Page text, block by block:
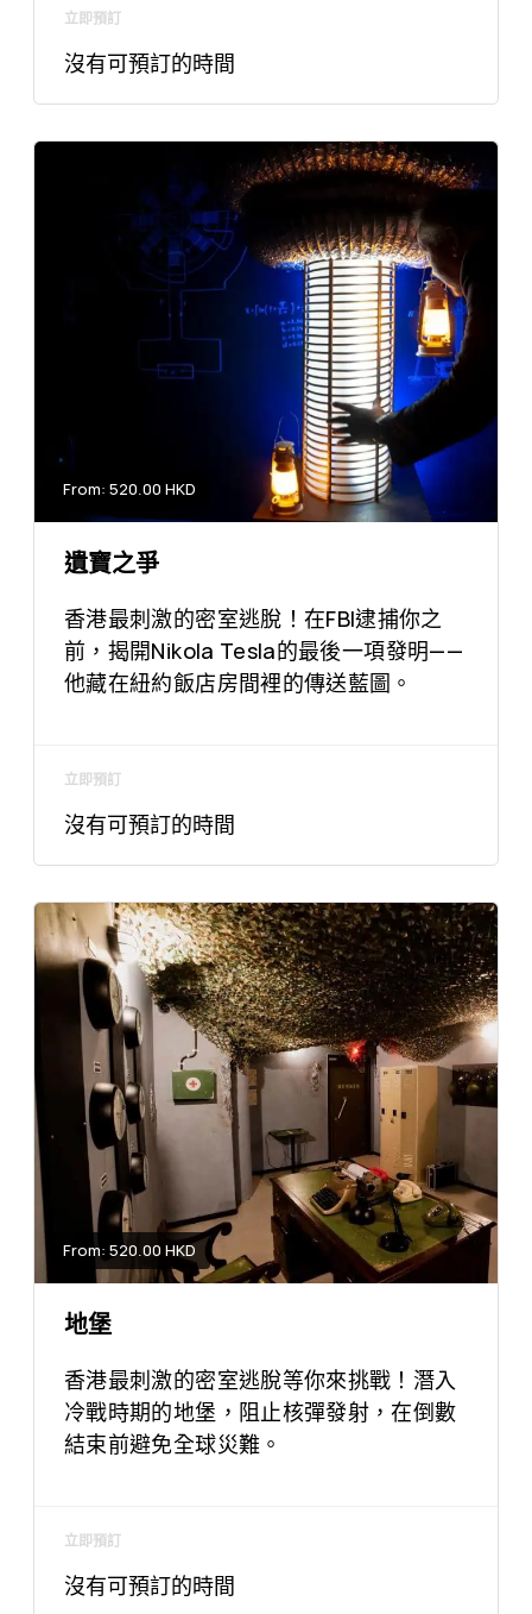
立即預訂
沒有可預訂的時間
From: 520.00 HKD
遺寶之爭
香港最刺激的密室逃脫！在FBI逮捕你之
前，揭開Nikola Tesla的最後一項發明——
他藏在紐約飯店房間裡的傳送藍圖。
立即預訂
沒有可預訂的時間
From: 520.00 HKD
地堡
香港最刺激的密室逃脫等你來挑戰！潛入
冷戰時期的地堡，阻止核彈發射，在倒數
結束前避免全球災難。
立即預訂
沒有可預訂的時間